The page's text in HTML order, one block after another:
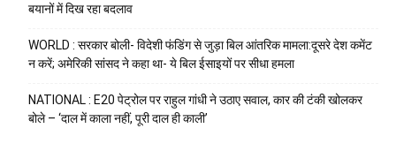
बयानों में दिख रहा बदलाव
WORLD : सरकार बोली- विदेशी फंडिंग से जुड़ा बिल आंतरिक मामला:दूसरे देश कमेंट
न करें; अमेरिकी सांसद ने कहा था- ये बिल ईसाइयों पर सीधा हमला
NATIONAL : E20 पेट्रोल पर राहुल गांधी ने उठाए सवाल, कार की टंकी खोलकर
बोले – ‘दाल में काला नहीं, पूरी दाल ही काली’